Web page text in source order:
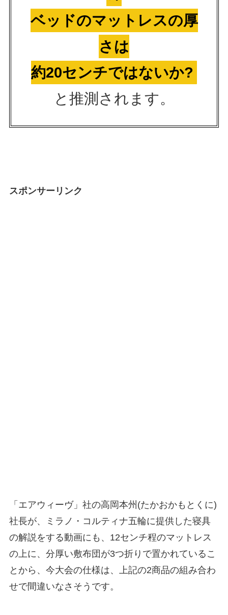
ベッドのマットレスの厚
さは
約20センチではないか?
と推測されます。
スポンサーリンク
「エアウィーヴ」社の高岡本州(たかおかもとくに)
社長が、ミラノ・コルティナ五輪に提供した寝具
の解説をする動画にも、12センチ程のマットレス
の上に、分厚い敷布団が3つ折りで置かれているこ
とから、今大会の仕様は、上記の2商品の組み合わ
せで間違いなさそうです。